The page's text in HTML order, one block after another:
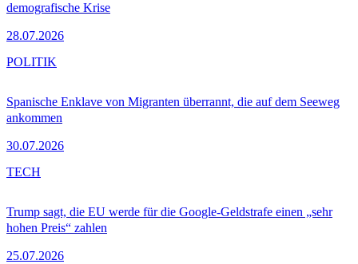
demografische Krise
28.07.2026
Spanische Enklave von Migranten überrannt, die auf dem Seeweg
ankommen
30.07.2026
POLITIK
Trump sagt, die EU werde für die Google-Geldstrafe einen „sehr
hohen Preis“ zahlen
25.07.2026
TECH